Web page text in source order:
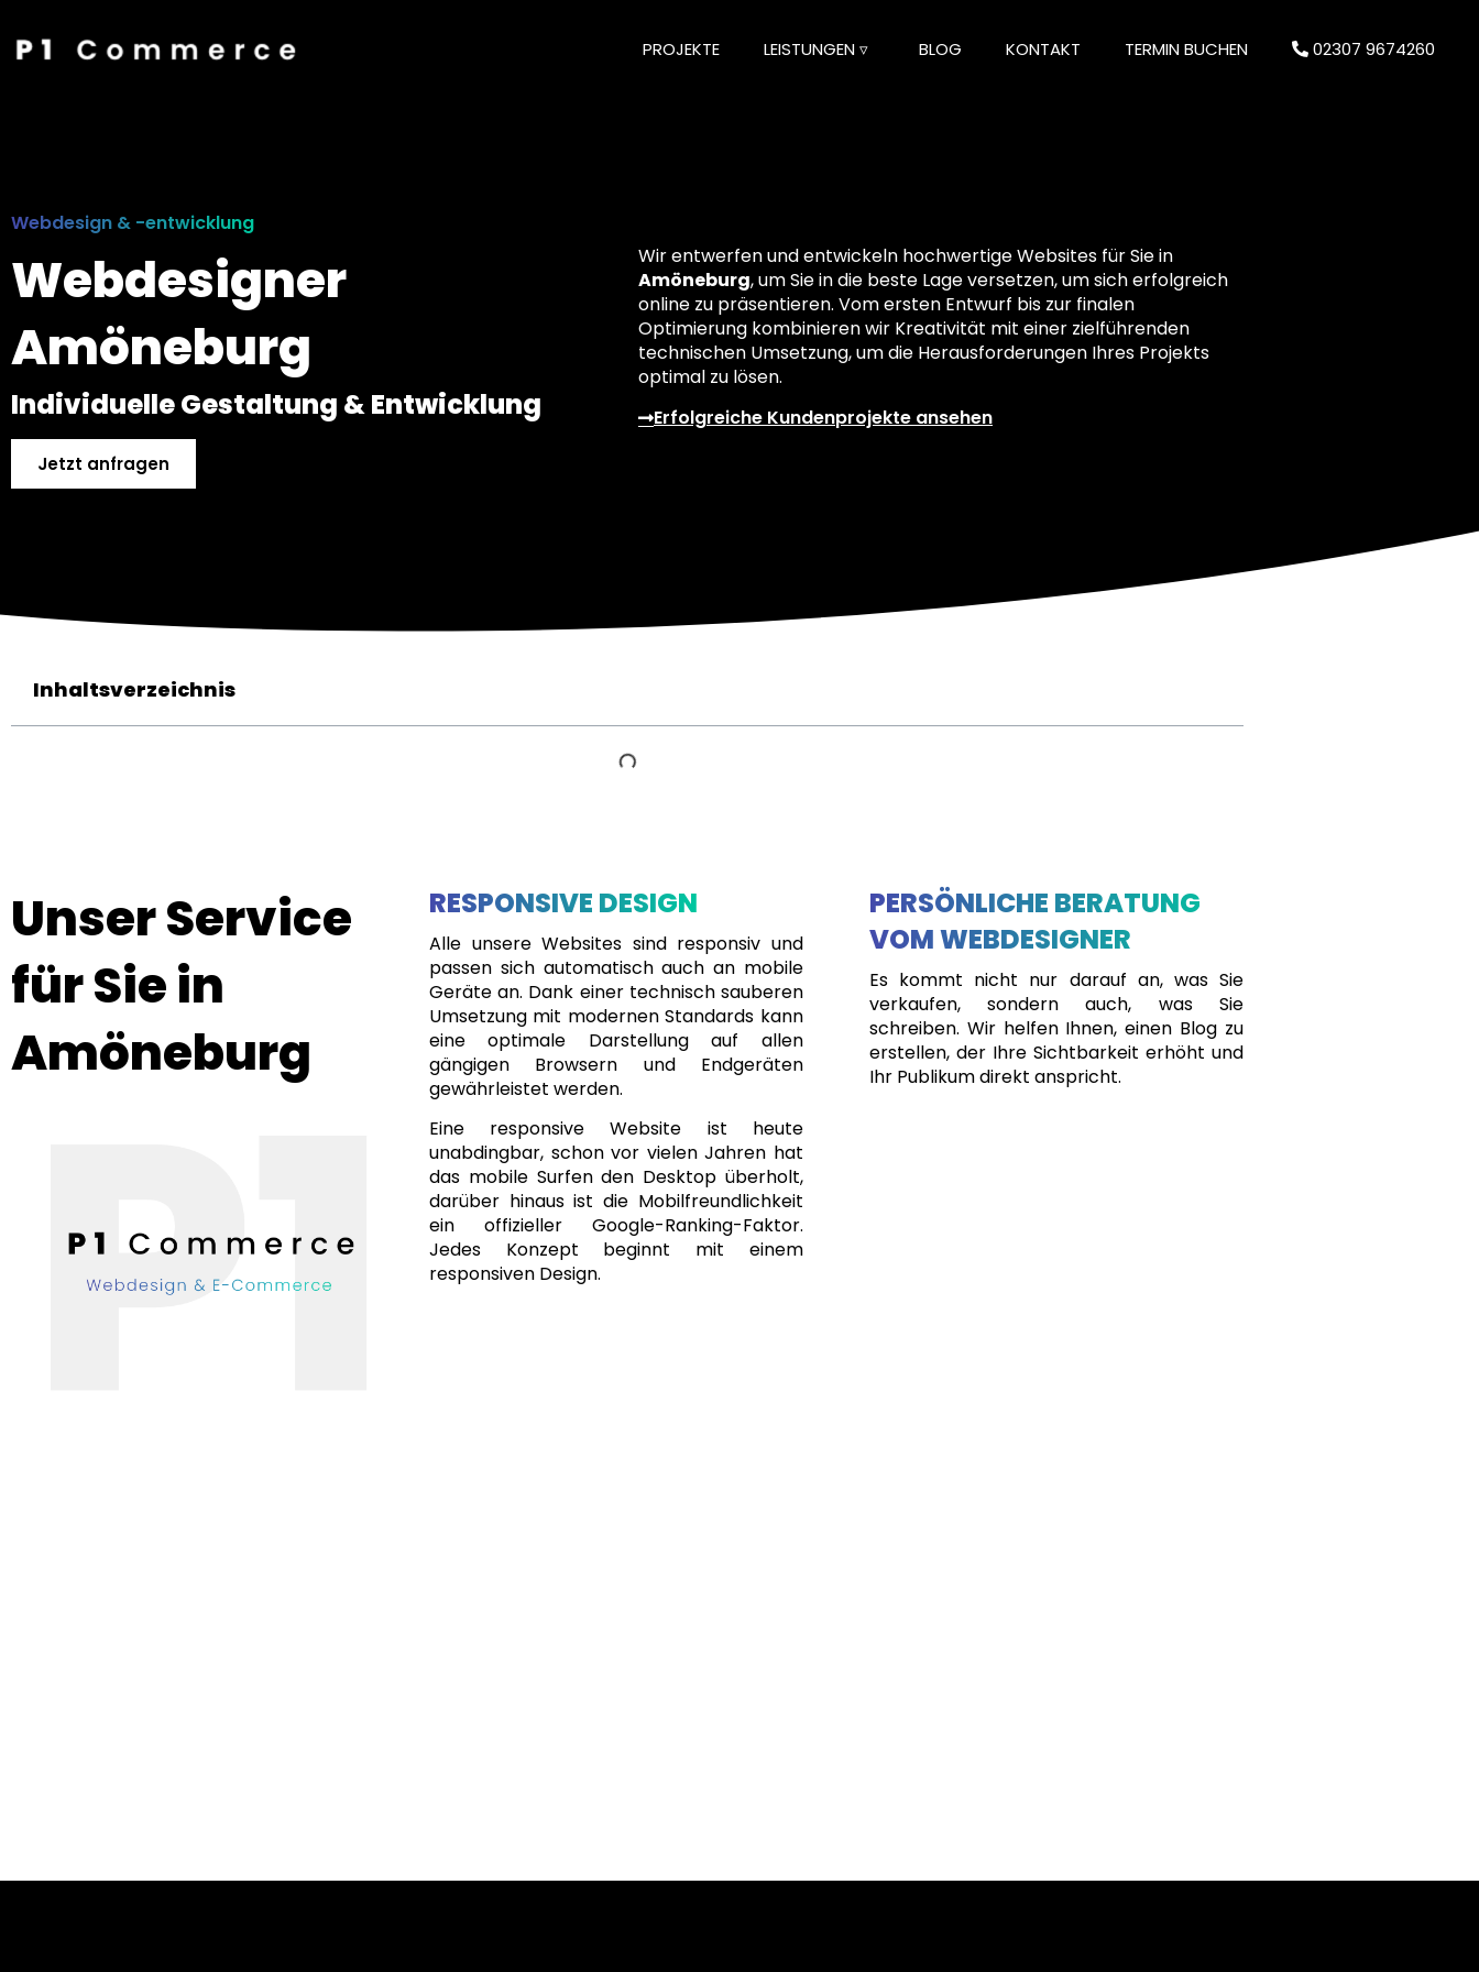
PROJEKTE LEISTUNGEN ▿ BLOG KONTAKT TERMIN BUCHEN 02307 9674260
Webdesign & -entwicklung
Webdesigner
Amöneburg
Individuelle Gestaltung & Entwicklung
Jetzt anfragen
Wir entwerfen und entwickeln hochwertige Websites für Sie in
Amöneburg, um Sie in die beste Lage versetzen, um sich erfolgreich
online zu präsentieren. Vom ersten Entwurf bis zur finalen
Optimierung kombinieren wir Kreativität mit einer zielführenden
technischen Umsetzung, um die Herausforderungen Ihres Projekts
optimal zu lösen.
Erfolgreiche Kundenprojekte ansehen
Inhaltsverzeichnis
Unser Service
für Sie in
Amöneburg
RESPONSIVE DESIGN
Alle unsere Websites sind responsiv und
passen sich automatisch auch an mobile
Geräte an. Dank einer technisch sauberen
Umsetzung mit modernen Standards kann
eine optimale Darstellung auf allen
gängigen Browsern und Endgeräten
gewährleistet werden.
Eine responsive Website ist heute
unabdingbar, schon vor vielen Jahren hat
das mobile Surfen den Desktop überholt,
darüber hinaus ist die Mobilfreundlichkeit
ein offizieller Google-Ranking-Faktor.
Jedes Konzept beginnt mit einem
responsiven Design.
PERSÖNLICHE BERATUNG
VOM WEBDESIGNER
Es kommt nicht nur darauf an, was Sie
verkaufen, sondern auch, was Sie
schreiben. Wir helfen Ihnen, einen Blog zu
erstellen, der Ihre Sichtbarkeit erhöht und
Ihr Publikum direkt anspricht.